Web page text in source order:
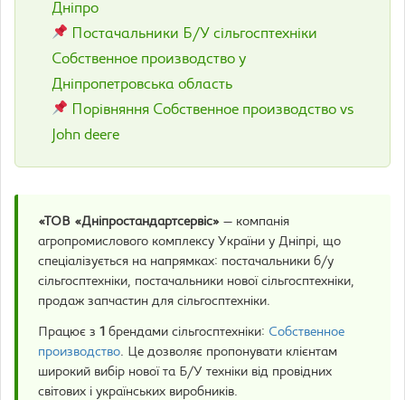
Дніпро
Постачальники Б/У сільгосптехніки
Собственное производство у
Дніпропетровська область
Порівняння Собственное производство vs
John deere
«ТОВ «Дніпростандартсервіс» — компанія
агропромислового комплексу України у Дніпрі, що
спеціалізується на напрямках: постачальники б/у
сільгосптехніки, постачальники нової сільгосптехніки,
продаж запчастин для сільгосптехніки.
Працює з 1 брендами сільгосптехніки: Собственное
производство. Це дозволяє пропонувати клієнтам
широкий вибір нової та Б/У техніки від провідних
світових і українських виробників.